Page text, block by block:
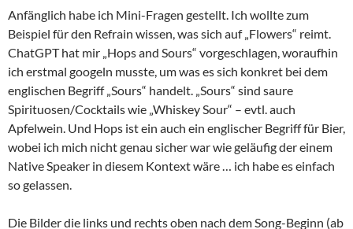
Anfänglich habe ich Mini-Fragen gestellt. Ich wollte zum
Beispiel für den Refrain wissen, was sich auf „Flowers“ reimt.
ChatGPT hat mir „Hops and Sours“ vorgeschlagen, woraufhin
ich erstmal googeln musste, um was es sich konkret bei dem
englischen Begriff „Sours“ handelt. „Sours“ sind saure
Spirituosen/Cocktails wie „Whiskey Sour“ – evtl. auch
Apfelwein. Und Hops ist ein auch ein englischer Begriff für Bier,
wobei ich mich nicht genau sicher war wie geläufig der einem
Native Speaker in diesem Kontext wäre … ich habe es einfach
so gelassen.
Die Bilder die links und rechts oben nach dem Song-Beginn (ab